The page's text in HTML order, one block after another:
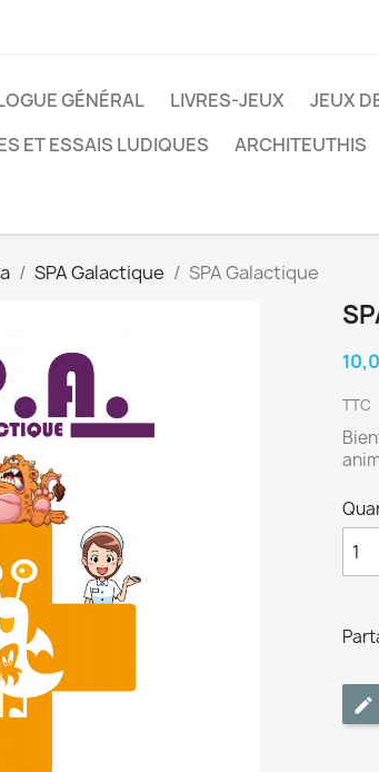
GÉNÉRAL LIVRES-JEUX JEUX
ET ESSAIS LUDIQUES
ARCHITEUTHIS
SPA Galactique SPA Galactique
TTC